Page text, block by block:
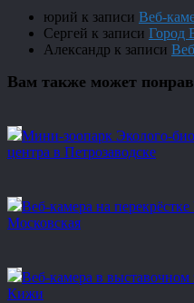
юрий к записи Веб-
Сергей к записи Город
Александр к записи
Вам также может
Мини-зоопарк Эколого-
центра в Петрозаводске
Веб-камера на
Московская
Веб-камера в выставочном
Кижи